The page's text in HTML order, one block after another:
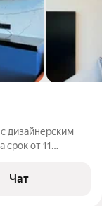
дизайнерским
от 11
Чат